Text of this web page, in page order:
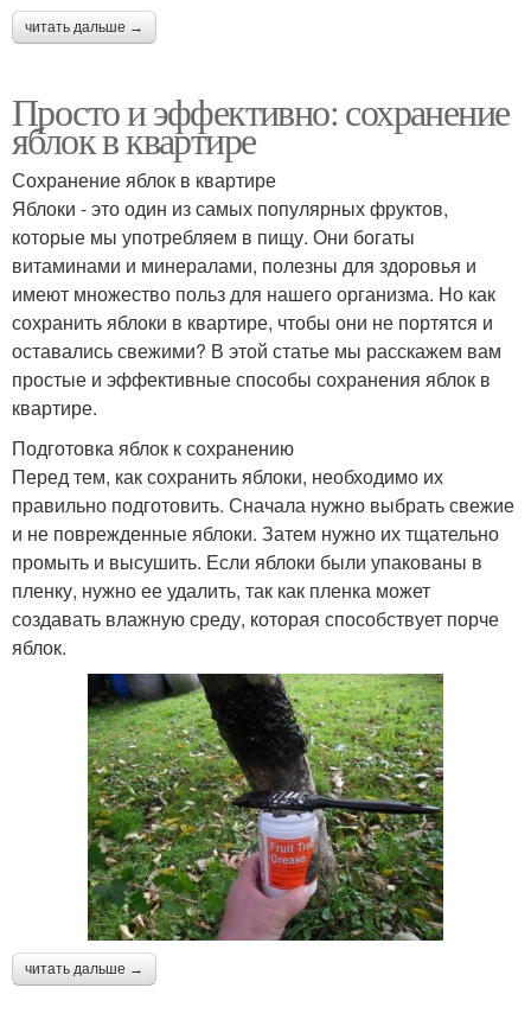
читать дальше →
Просто и эффективно: сохранение
яблок в квартире
Сохранение яблок в квартире
Яблоки - это один из самых популярных фруктов,
которые мы употребляем в пищу. Они богаты
витаминами и минералами, полезны для здоровья и
имеют множество польз для нашего организма. Но как
сохранить яблоки в квартире, чтобы они не портятся и
оставались свежими? В этой статье мы расскажем вам
простые и эффективные способы сохранения яблок в
квартире.
Подготовка яблок к сохранению
Перед тем, как сохранить яблоки, необходимо их
правильно подготовить. Сначала нужно выбрать свежие
и не поврежденные яблоки. Затем нужно их тщательно
промыть и высушить. Если яблоки были упакованы в
пленку, нужно ее удалить, так как пленка может
создавать влажную среду, которая способствует порче
яблок.
читать дальше →